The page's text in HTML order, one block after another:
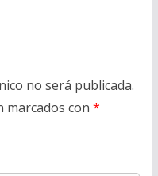
no será publicada.
marcados con *